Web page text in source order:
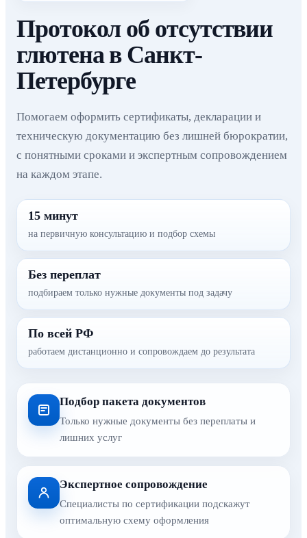
Протокол об отсутствии
глютена в Санкт-
Петербурге
Помогаем оформить сертификаты, декларации и
техническую документацию без лишней бюрократии,
с понятными сроками и экспертным сопровождением
на каждом этапе.
15 минут
на первичную консультацию и подбор схемы
Без переплат
подбираем только нужные документы под задачу
По всей РФ
работаем дистанционно и сопровождаем до результата
Подбор пакета документов
Только нужные документы без переплаты и
лишних услуг
Экспертное сопровождение
Специалисты по сертификации подскажут
оптимальную схему оформления